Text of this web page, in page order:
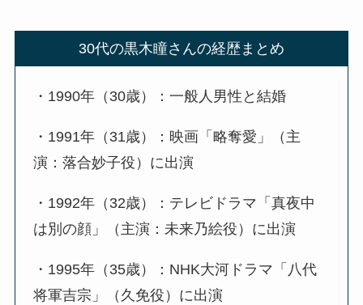
30代の黒木瞳さんの経歴まとめ
・1990年（30歳）：一般人男性と結婚
・1991年（31歳）：映画「略奪愛」（主
演：落合妙子役）に出演
・1992年（32歳）：テレビドラマ「真夜中
は別の顔」（主演：未来乃絵役）に出演
・1995年（35歳）：NHK大河ドラマ「八代
将軍吉宗」（久免役）に出演